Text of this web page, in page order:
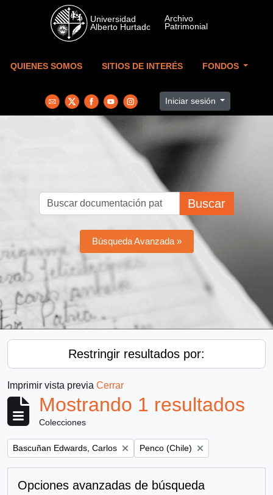
Skip to main content
QUIENES SOMOS SITIOS DE INTERÉS FONDOS
Iniciar sesión
Buscar
Búsqueda Avanzada »
Restringir resultados por:
Imprimir vista previa Cerrar
Mostrando 1 resultados
Colecciones
Remove filter:
Bascuñan Edwards, Carlos Remove filter:
Penco (Chile)
Opciones avanzadas de búsqueda